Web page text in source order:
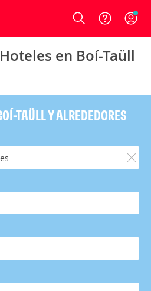
Login
en Boí-Taüll
TAÜLL Y ALREDEDORES